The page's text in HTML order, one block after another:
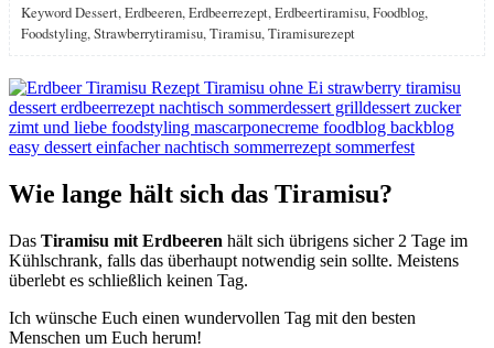
KeywordDessert, Erdbeeren, Erdbeerrezept, Erdbeertiramisu, Foodblog,
Foodstyling, Strawberrytiramisu, Tiramisu, Tiramisurezept
Wie lange hält sich das Tiramisu?
Das Tiramisu mit Erdbeeren hält sich übrigens sicher 2 Tage im
Kühlschrank, falls das überhaupt notwendig sein sollte. Meistens
überlebt es schließlich keinen Tag.
Ich wünsche Euch einen wundervollen Tag mit den besten
Menschen um Euch herum!